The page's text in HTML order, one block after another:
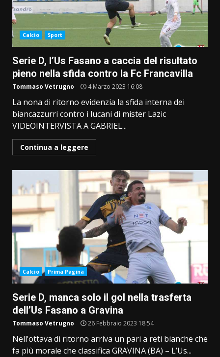
Calcio Sport
Serie D, l’Us Fasano a caccia del risultato
pieno nella sfida contro la Fc Francavilla
Tommaso Vetrugno 4 Marzo 2023 16:08
La nona di ritorno evidenzia la sfida interna dei
biancazzurri contro i lucani di mister Lazic
VIDEOINTERVISTA A GABRIEL...
Continua a leggere
Calcio Prima Pagina
Serie D, manca solo il gol nella trasferta
dell’Us Fasano a Gravina
Tommaso Vetrugno 26 Febbraio 2023 18:54
Nell’ottava di ritorno arriva un pari a reti bianche che
fa più morale che classifica GRAVINA (BA) – L’Us...